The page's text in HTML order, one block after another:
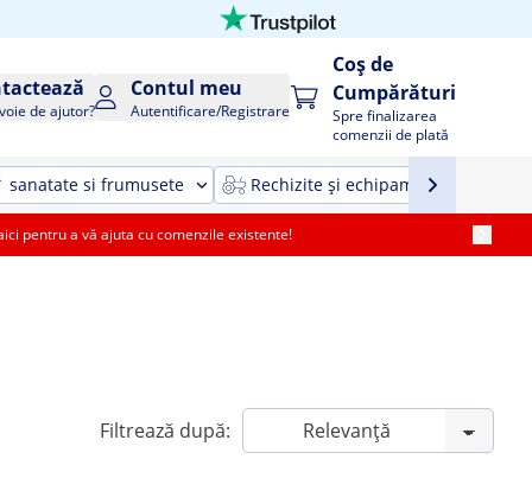
de ajutor?
Contul meu
Autentificare/Registrare
Coș de
Cumpărături
Spre finalizarea
comenzii de plată
sanatate si frumusete Rechizite și echipamente agricole
pentru a vă ajuta cu comenzile existente!
Filtrează după: